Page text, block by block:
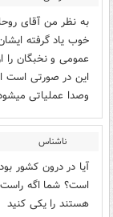
به نظر من آقای
خوب یاد گرفته
عمومی و نخبگان را
این در صورتی است
وصدا عملیاتی
ناشناس
آیا در درون کشور
است؟ شما اگه راست
هستند را یکی کنید